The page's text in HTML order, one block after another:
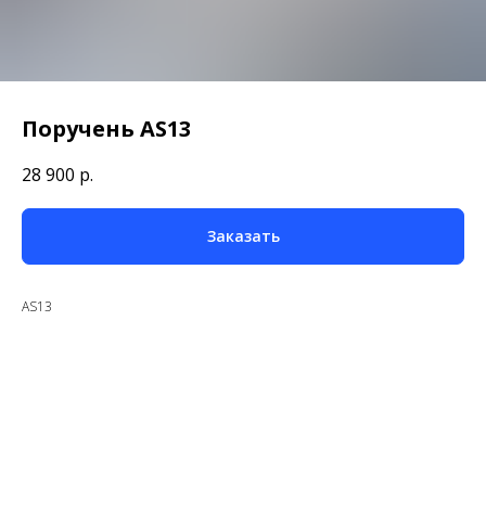
Поручень AS13
28 900 р.
Заказать
AS13